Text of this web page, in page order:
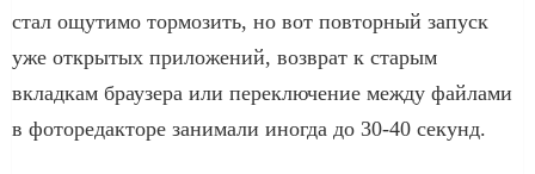
стал ощутимо тормозить, но вот повторный запуск
уже открытых приложений, возврат к старым
вкладкам браузера или переключение между файлами
в фоторедакторе занимали иногда до 30-40 секунд.